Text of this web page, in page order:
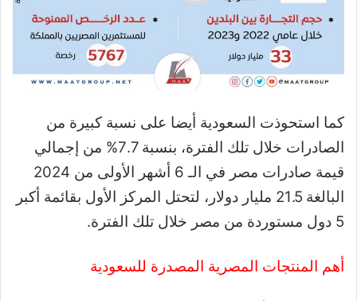
كما استحوذت السعودية أيضا على نسبة كبيرة من
الصادرات خلال تلك الفترة، بنسبة 7.7% من إجمالي
قيمة صادرات مصر في الـ 6 أشهر الأولى من 2024
البالغة 21.5 مليار دولار، لتحتل المركز الأول بقائمة أكبر
5 دول مستوردة من مصر خلال تلك الفترة.
أهم المنتجات المصرية المصدرة للسعودية